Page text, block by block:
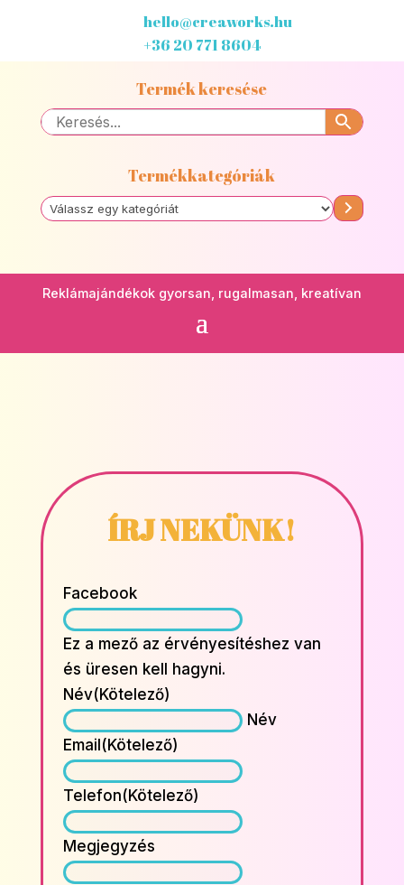
hello@creaworks.hu
+36 20 771 8604
Termék keresése
Termékkategóriák
Válassz
Reklámajándékok gyorsan, rugalmasan, kreatívan
ÍRJ NEKÜNK!
Facebook
Ez a mező az érvényesítéshez van
és üresen kell hagyni.
Név(Kötelező)
Név
Email (Kötelező)
Telefon(Kötelező)
Megjegyzés